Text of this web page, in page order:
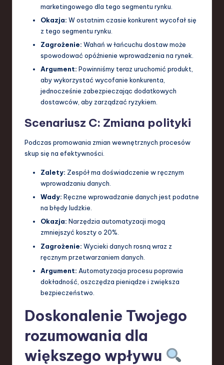
marketingowego dla tego segmentu rynku.
Okazja: W ostatnim czasie konkurent wycofał się
z tego segmentu rynku.
Zagrożenie: Wahań w łańcuchu dostaw może
spowodować opóźnienie wprowadzenia na rynek.
Argument: Powinniśmy teraz uruchomić produkt,
aby wykorzystać wycofanie konkurenta,
jednocześnie zabezpieczając dodatkowych
dostawców, aby zarządzać ryzykiem.
Scenariusz C: Zmiana polityki
Podczas promowania zmian wewnętrznych procesów
skup się na efektywności.
Zalety: Zespół ma doświadczenie w ręcznym
wprowadzaniu danych.
Wady: Ręczne wprowadzanie danych jest podatne
na błędy ludzkie.
Okazja: Narzędzia automatyzacji mogą
zmniejszyć koszty o 20%.
Zagrożenie: Wycieki danych rosną wraz z
ręcznym przetwarzaniem danych.
Argument: Automatyzacja procesu poprawia
dokładność, oszczędza pieniądze i zwiększa
bezpieczeństwo.
Doskonalenie Twojego
rozumowania dla
większego wpływu